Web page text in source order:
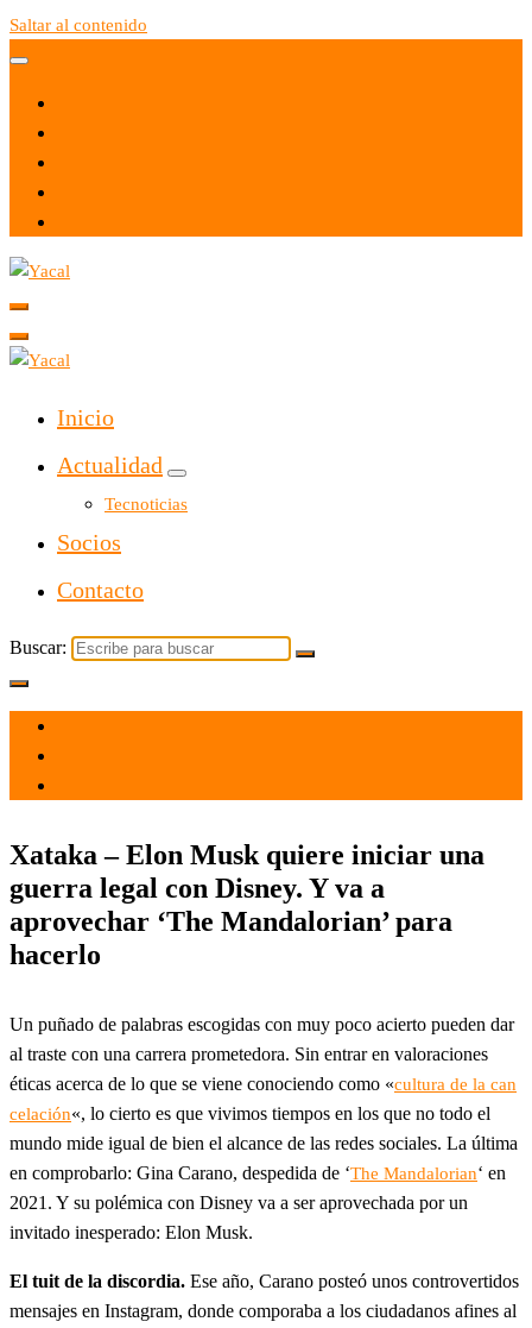
Saltar al contenido
Yacal micro hosting
Inicio
Actualidad
Tecnoticias
Socios
Contacto
Buscar:
Xataka – Elon Musk quiere iniciar una
guerra legal con Disney. Y va a
aprovechar ‘The Mandalorian’ para
hacerlo
Un puñado de palabras escogidas con muy poco acierto pueden dar
al traste con una carrera prometedora. Sin entrar en valoraciones
éticas acerca de lo que se viene conociendo como «cultura de la can
celación«, lo cierto es que vivimos tiempos en los que no todo el
mundo mide igual de bien el alcance de las redes sociales. La última
en comprobarlo: Gina Carano, despedida de ‘The Mandalorian‘ en
2021. Y su polémica con Disney va a ser aprovechada por un
invitado inesperado: Elon Musk.
El tuit de la discordia. Ese año, Carano posteó unos controvertidos
mensajes en Instagram, donde comporaba a los ciudadanos afines al